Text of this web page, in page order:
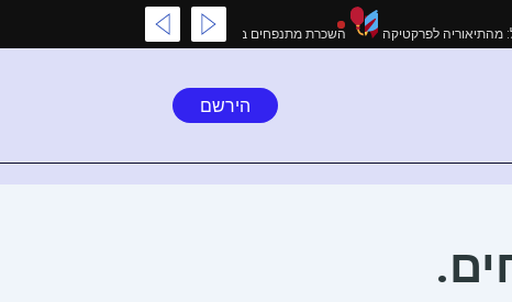
המדריך המקיף לקידום אורגני בגוגל: מהתיאוריה לפרקטיקה
הירשם